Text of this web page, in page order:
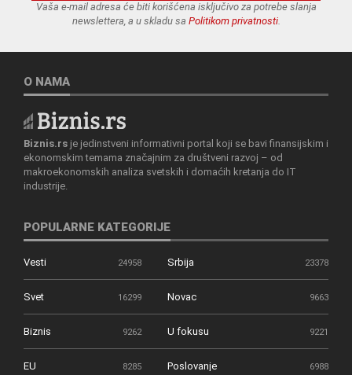
Vaša e-mail adresa će biti korišćena isključivo za potrebe slanja
newslettera, a u skladu sa Politikom privatnosti.
O NAMA
Biznis.rs je jedinstveni informativni portal koji se bavi finansijskim i
ekonomskim temama značajnim za društveni razvoj – od
makroekonomskih analiza svetskih i domaćih kretanja do IT
industrije.
POPULARNE KATEGORIJE
Vesti 24958 Srbija 23378
Svet 16299 Novac 9663
Biznis 9262 U fokusu 9221
EU 8285 Poslovanje 6988